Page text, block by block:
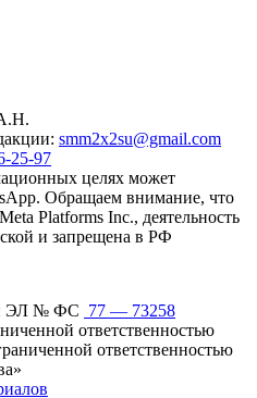
smm2x2su@gmail.com
25-97
целях может
Обращаем внимание, что
Platforms Inc., деятельность
и запрещена в РФ
ЭЛ № ФС 77 — 73258
ответственностью
ответственностью